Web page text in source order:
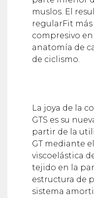
muslos. El
regularFit
compresivo
anatomía de
de ciclismo.
La joya de la
GTS es su
partir de la
GT mediante
viscoelástica
tejido en la
estructura de
sistema